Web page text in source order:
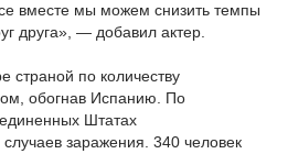
вместе мы можем снизить темпы
друга», — добавил актер.
страной по количеству
обогнав Испанию. По
Штатах
заражения. 340 человек